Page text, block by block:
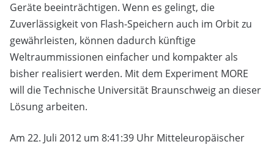
Geräte beeinträchtigen. Wenn es gelingt, die
Zuverlässigkeit von Flash-Speichern auch im Orbit zu
gewährleisten, können dadurch künftige
Weltraummissionen einfacher und kompakter als
bisher realisiert werden. Mit dem Experiment MORE
will die Technische Universität Braunschweig an dieser
Lösung arbeiten.
Am 22. Juli 2012 um 8:41:39 Uhr Mitteleuropäischer